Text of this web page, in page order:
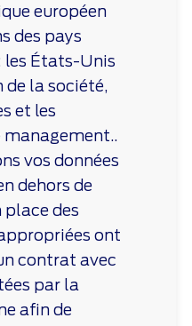
européen
des pays
les États-Unis
de la société,
et les
vos données
dehors de
place des
ont
contrat avec
par la
afin de